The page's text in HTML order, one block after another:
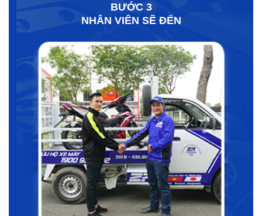
BƯỚC 3
NHÂN VIÊN SẼ ĐẾN